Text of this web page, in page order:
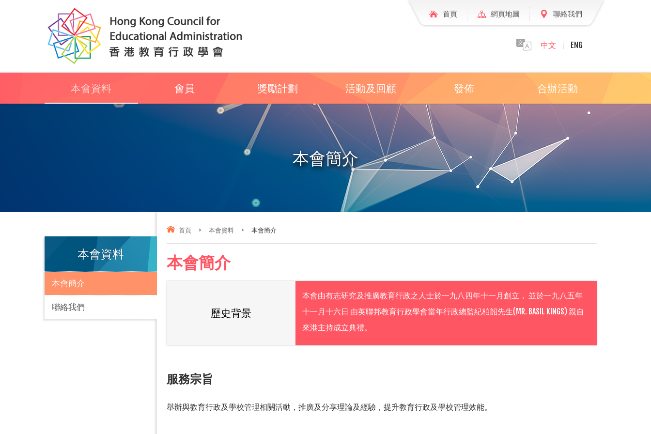
首頁 網頁地圖 聯絡我們
中文 ENG
本會資料 會員 獎勵計劃 活動及回顧 發佈 合辦活動
本會簡介
首頁 > 本會資料 > 本會簡介
本會簡介
歷史背景
本會由有志研究及推廣教育行政之人士於一九八四年十一月創立， 並於一九八五年
十一月十六日 由英聯邦教育行政學會當年行政總監紀柏韶先生(MR. BASIL KINGS) 親自
來港主持成立典禮。
服務宗旨
舉辦與教育行政及學校管理相關活動，推廣及分享理論及經驗，提升教育行政及學校管理效能。
本會資料
本會簡介
聯絡我們